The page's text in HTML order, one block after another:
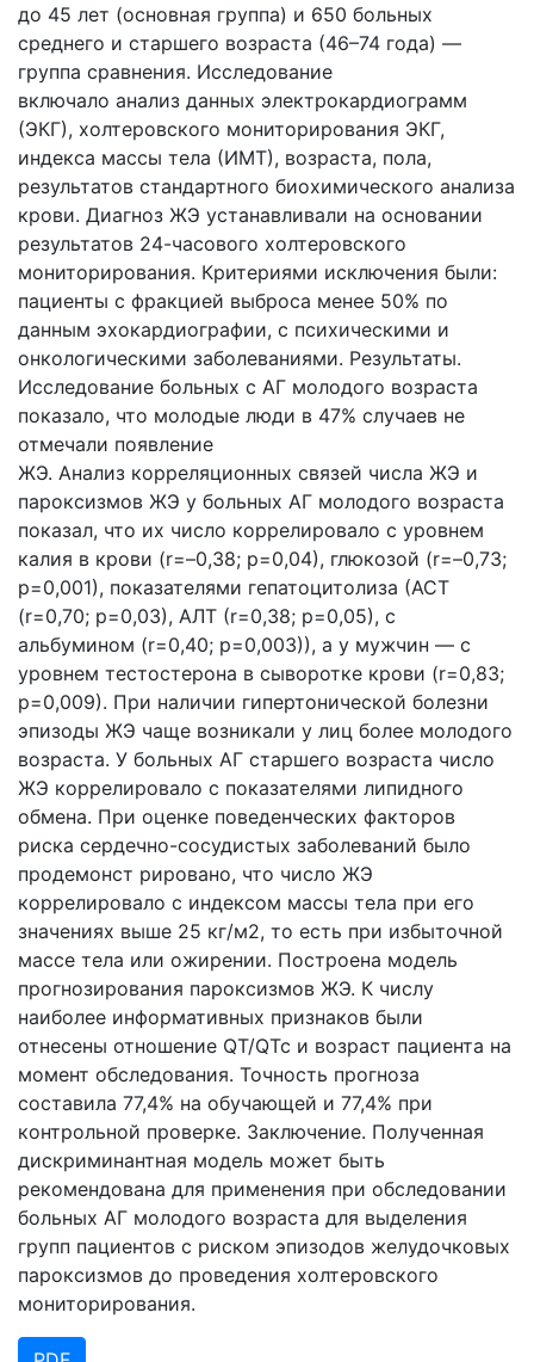
до 45 лет (основная группа) и 650 больных
среднего и старшего возраста (46–74 года) —
группа сравнения. Исследование
включало анализ данных электрокардиограмм
(ЭКГ), холтеровского мониторирования ЭКГ,
индекса массы тела (ИМТ), возраста, пола,
результатов стандартного биохимического анализа
крови. Диагноз ЖЭ устанавливали на основании
результатов 24-часового холтеровского
мониторирования. Критериями исключения были:
пациенты с фракцией выброса менее 50% по
данным эхокардиографии, с психическими и
онкологическими заболеваниями. Результаты.
Исследование больных с АГ молодого возраста
показало, что молодые люди в 47% случаев не
отмечали появление
ЖЭ. Анализ корреляционных связей числа ЖЭ и
пароксизмов ЖЭ у больных АГ молодого возраста
показал, что их число коррелировало с уровнем
калия в крови (r=–0,38; р=0,04), глюкозой (r=–0,73;
р=0,001), показателями гепатоцитолиза (АСТ
(r=0,70; р=0,03), АЛТ (r=0,38; р=0,05), с
альбумином (r=0,40; р=0,003)), а у мужчин — с
уровнем тестостерона в сыворотке крови (r=0,83;
р=0,009). При наличии гипертонической болезни
эпизоды ЖЭ чаще возникали у лиц более молодого
возраста. У больных АГ старшего возраста число
ЖЭ коррелировало с показателями липидного
обмена. При оценке поведенческих факторов
риска сердечно-сосудистых заболеваний было
продемонст рировано, что число ЖЭ
коррелировало с индексом массы тела при его
значениях выше 25 кг/м2, то есть при избыточной
массе тела или ожирении. Построена модель
прогнозирования пароксизмов ЖЭ. К числу
наиболее информативных признаков были
отнесены отношение QT/QTc и возраст пациента на
момент обследования. Точность прогноза
составила 77,4% на обучающей и 77,4% при
контрольной проверке. Заключение. Полученная
дискриминантная модель может быть
рекомендована для применения при обследовании
больных АГ молодого возраста для выделения
групп пациентов c риском эпизодов желудочковых
пароксизмов до проведения холтеровского
мониторирования.